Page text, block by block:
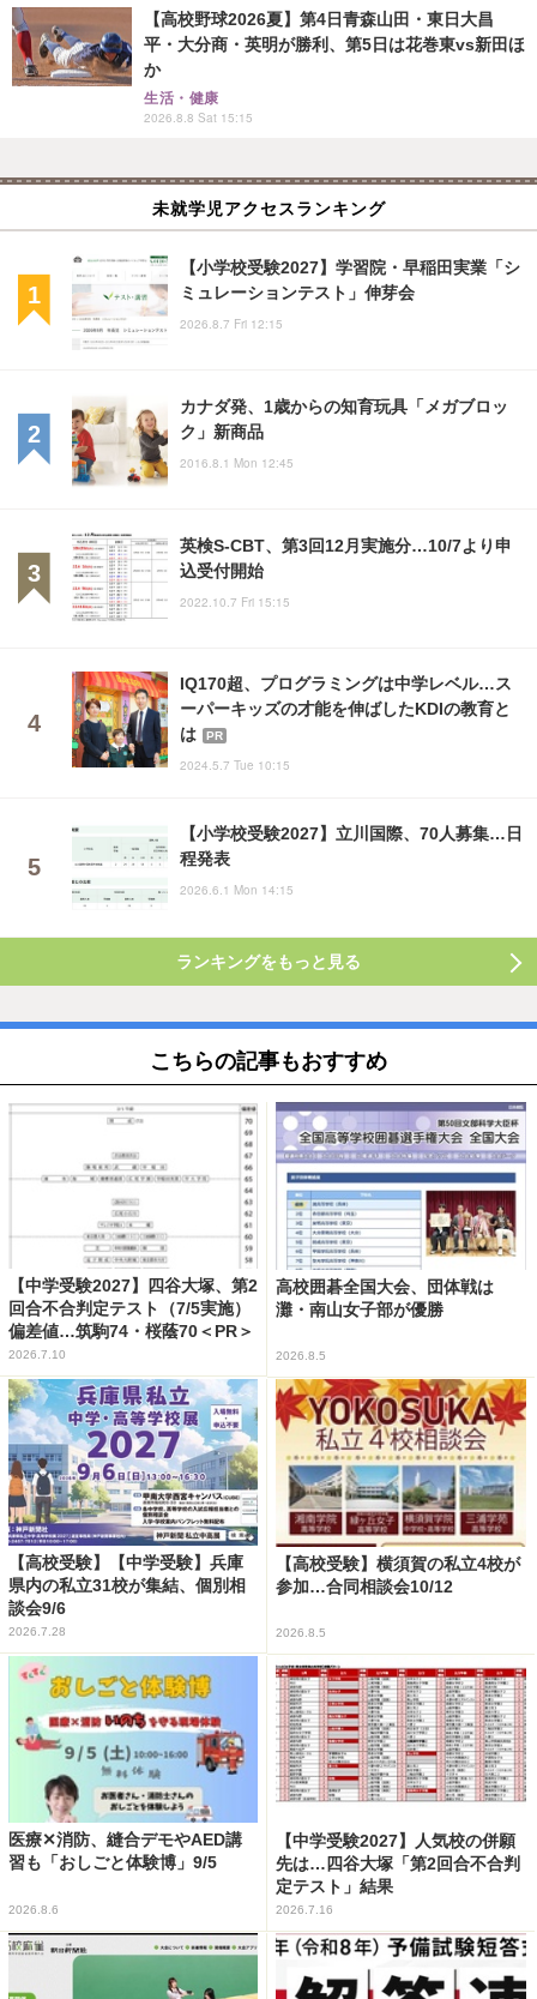
【高校野球2026夏】第4日青森山田・東日大昌
平・大分商・英明が勝利、第5日は花巻東vs新田ほ
か
生活・健康
2026.8.8 Sat 15:15
未就学児アクセスランキング
【小学校受験2027】学習院・早稲田実業「シ
ミュレーションテスト」伸芽会
2026.8.7 Fri 12:15
カナダ発、1歳からの知育玩具「メガブロッ
ク」新商品
2016.8.1 Mon 12:45
英検S-CBT、第3回12月実施分…10/7より申
込受付開始
2022.10.7 Fri 15:15
IQ170超、プログラミングは中学レベル…ス
ーパーキッズの才能を伸ばしたKDIの教育と
は
PR
2024.5.7 Tue 10:15
【小学校受験2027】立川国際、70人募集…日
程発表
2026.6.1 Mon 14:15
ランキングをもっと見る
こちらの記事もおすすめ
【中学受験2027】四谷大塚、第2
回合不合判定テスト（7/5実施）
偏差値…筑駒74・桜蔭70＜PR＞
2026.7.10
高校囲碁全国大会、団体戦は
灘・南山女子部が優勝
2026.8.5
【高校受験】【中学受験】兵庫
県内の私立31校が集結、個別相
談会9/6
2026.7.28
【高校受験】横須賀の私立4校が
参加…合同相談会10/12
2026.8.5
医療✕消防、縫合デモやAED講
習も「おしごと体験博」9/5
2026.8.6
【中学受験2027】人気校の併願
先は…四谷大塚「第2回合不合判
定テスト」結果
2026.7.16